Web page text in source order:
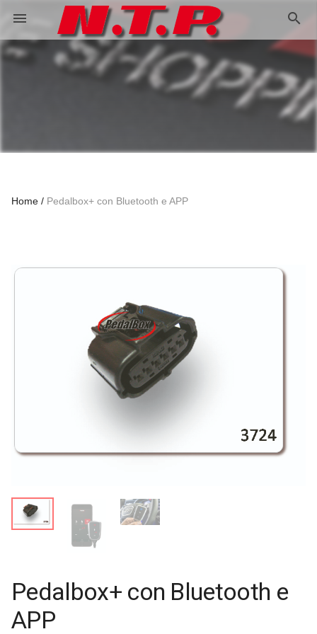
menu search
Home Pedalbox+ con Bluetooth e APP
Pedalbox+ con Bluetooth e
APP